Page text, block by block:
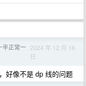
半正常一 2024 年 12 月 16
日
好像不是 dp 线的问题